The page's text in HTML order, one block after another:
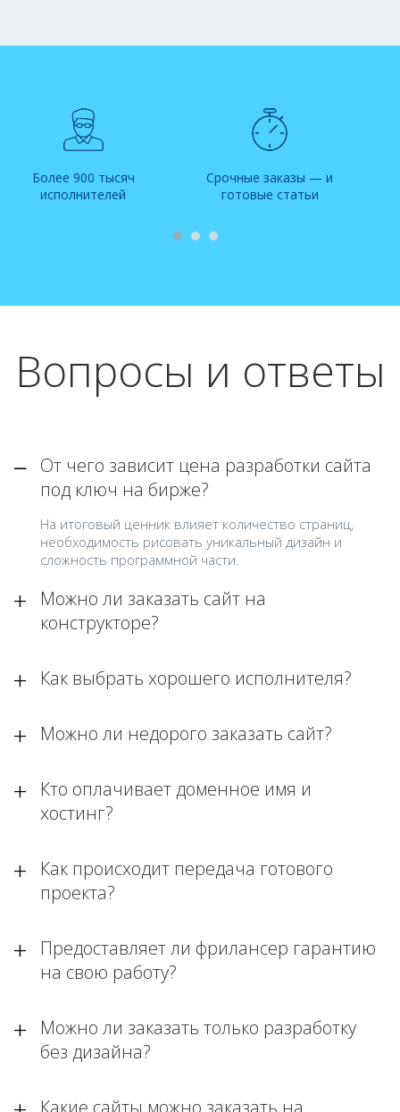
Более 900 тысяч
исполнителей
Срочные заказы — и
готовые статьи
Вопросы и ответы
От чего зависит цена разработки сайта
под ключ на бирже?
На итоговый ценник влияет количество страниц,
необходимость рисовать уникальный дизайн и
сложность программной части.
Можно ли заказать сайт на
конструкторе?
Как выбрать хорошего исполнителя?
Можно ли недорого заказать сайт?
Кто оплачивает доменное имя и
хостинг?
Как происходит передача готового
проекта?
Предоставляет ли фрилансер гарантию
на свою работу?
Можно ли заказать только разработку
без дизайна?
Какие сайты можно заказать на